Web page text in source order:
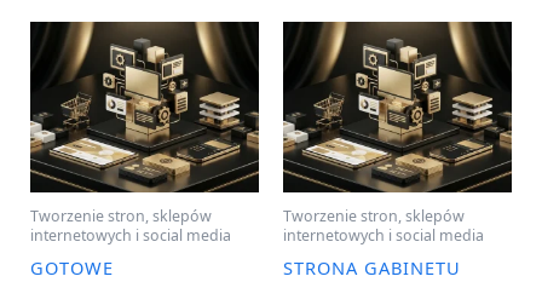
Tworzenie stron, sklepów
internetowych i social media
GOTOWE
Tworzenie stron, sklepów
internetowych i social media
STRONA GABINETU